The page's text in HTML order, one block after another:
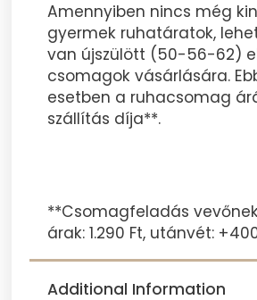
Amennyiben nincs még
gyermek ruhatáratok,
van újszülött (50-56-62)
csomagok vásárlására.
esetben a ruhacsomag
szállítás díja**.
**Csomagfeladás
árak: 1.290 Ft, utánvét:
Additional Information